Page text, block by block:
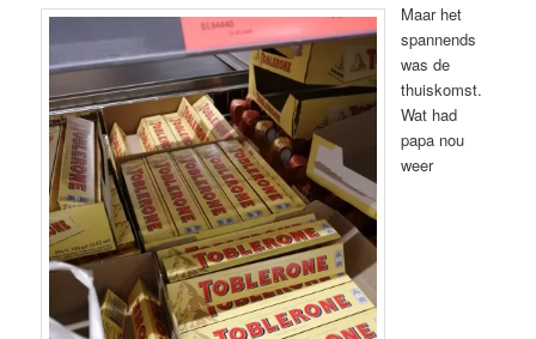
Maar het
spannends
was de
thuiskomst.
Wat had
papa nou
weer